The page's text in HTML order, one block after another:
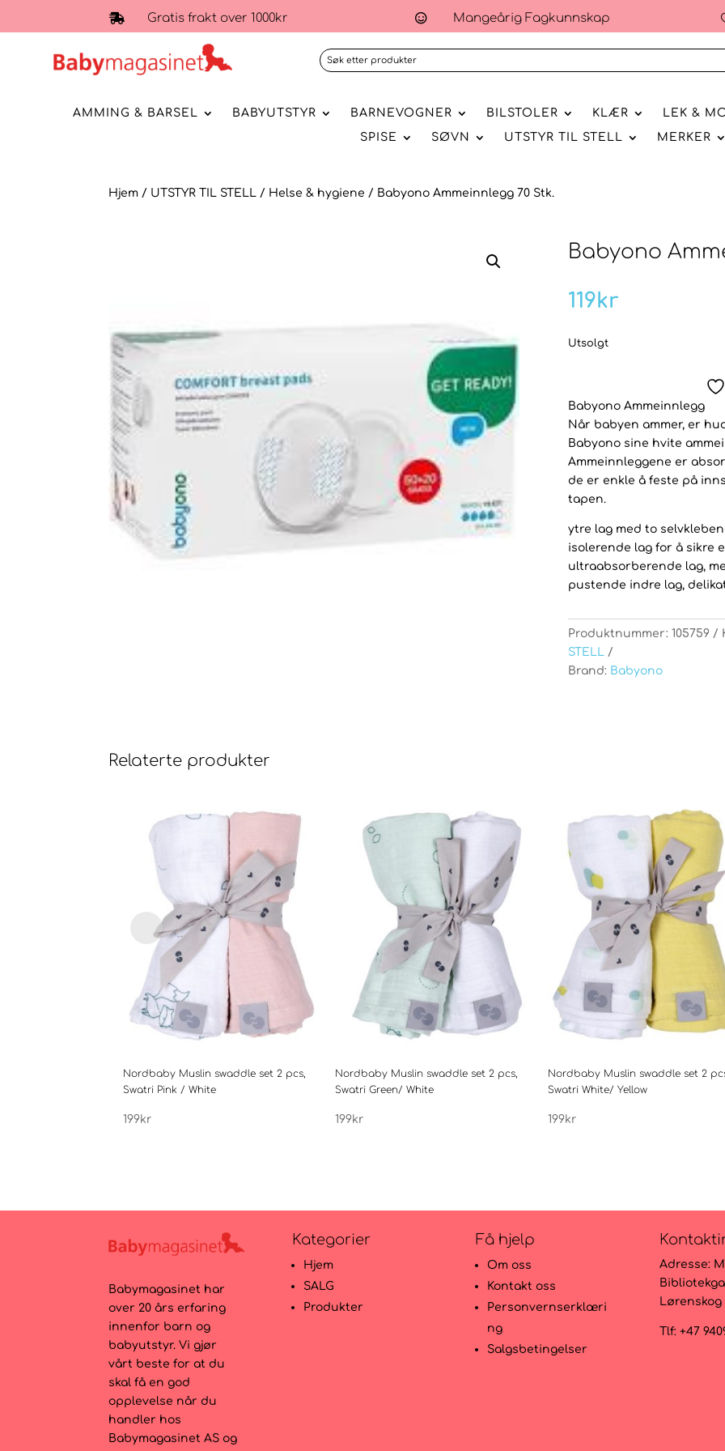
 Gratis frakt over 1000kr  Mangeårig Fagkunnskap
AMMING & BARSEL BABYUTSTYR BARNEVOGNER BILSTOLER KLÆR LEK &
SPISE
SØVN UTSTYR TIL STELL MERKER
Hjem / UTSTYR TIL STELL / Helse & hygiene / Babyono Ammeinnlegg 70 Stk.
Babyono
119kr
Utsolgt
Babyono Ammeinnlegg
Når babyen ammer, er
Babyono sine hvite
Ammeinnleggene er
de er enkle å feste på
tapen.
ytre lag med to
isolerende lag for å sikre
ultraabsorberende lag,
pustende indre lag,
Produktnummer: 105759
STELL
Brand: Babyono
Relaterte produkter
Nordbaby Muslin swaddle set 2 pcs,
Swatri Pink / White
199kr
Nordbaby Muslin swaddle set 2 pcs,
Swatri Green/ White
199kr
Nordbaby Muslin swaddle set 2
Swatri White/ Yellow
199kr
Babymagasinet har
over 20 års erfaring
innenfor barn og
babyutstyr. Vi gjør
vårt beste for at du
skal få en god
opplevelse når du
handler hos
Babymagasinet AS og
Kategorier
Hjem
SALG
Produkter
Få hjelp
Om oss
Kontakt oss
Personvernserklæri
ng
Salgsbetingelser
Adresse:
Lørenskog
Tlf: +47